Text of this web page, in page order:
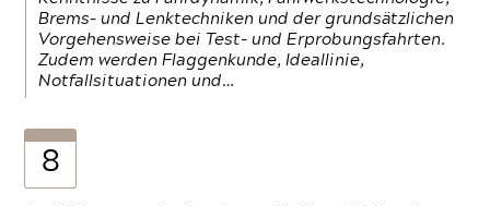
Brems- und Lenktechniken und der grundsätzlichen
Vorgehensweise bei Test- und Erprobungsfahrten.
Zudem werden Flaggenkunde, Ideallinie,
Notfallsituationen und…
8